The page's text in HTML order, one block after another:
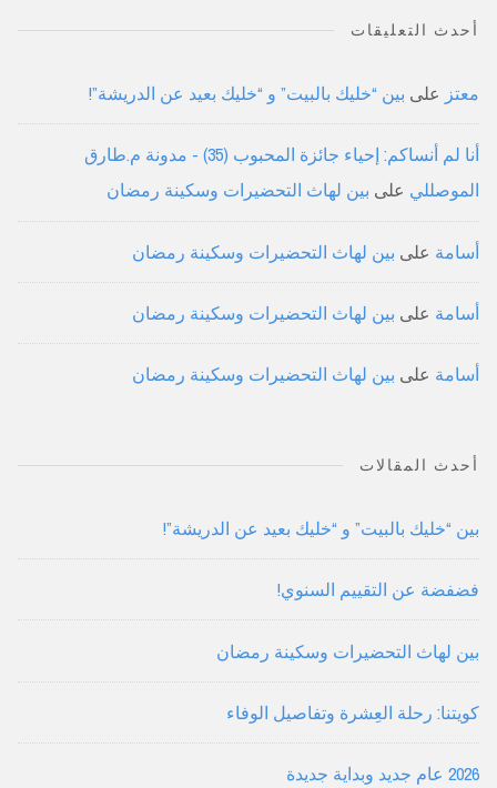
أحدث التعليقات
معتز على بين “خليك بالبيت” و “خليك بعيد عن الدريشة”!
أنا لم أنساكم: إحياء جائزة المحبوب (35) - مدونة م.طارق
الموصللي على بين لهاث التحضيرات وسكينة رمضان
أسامة على بين لهاث التحضيرات وسكينة رمضان
أسامة على بين لهاث التحضيرات وسكينة رمضان
أسامة على بين لهاث التحضيرات وسكينة رمضان
أحدث المقالات
بين “خليك بالبيت” و “خليك بعيد عن الدريشة”!
فضفضة عن التقييم السنوي!
بين لهاث التحضيرات وسكينة رمضان
كويتنا: رحلة العِشرة وتفاصيل الوفاء
2026 عام جديد وبداية جديدة